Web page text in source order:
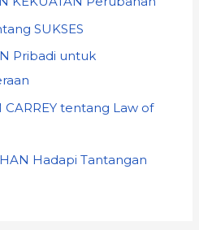
SUKSES
Pribadi untuk
tentang Law of
Hadapi Tantangan